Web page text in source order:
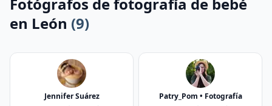
en León (9)
Jennifer Suárez Patry_Pom • Fotografía